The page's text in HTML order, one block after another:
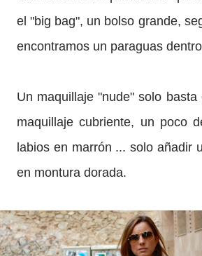
el "big bag", un bolso grande,
encontramos un paraguas
Un maquillaje "nude" solo
maquillaje cubriente, un poco
labios en marrón ... solo añadir
en montura dorada.